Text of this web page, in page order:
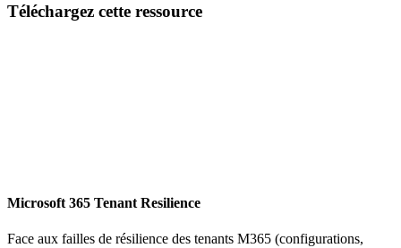
Téléchargez cette ressource
Microsoft 365 Tenant Resilience
Face aux failles de résilience des tenants M365 (configurations,